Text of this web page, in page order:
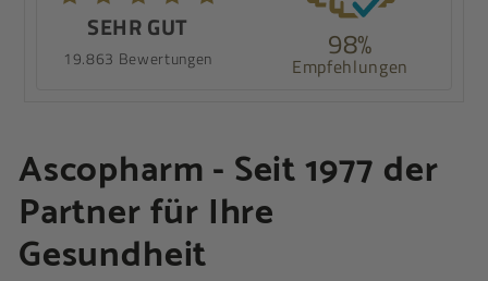
SEHR GUT
19.863 Bewertungen 98%
Empfehlungen
Ascopharm - Seit 1977 der
Partner für Ihre
Gesundheit